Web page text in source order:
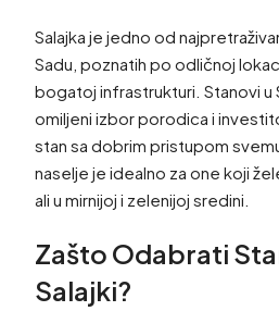
Salajka je jedno od
Sadu, poznatih po odličnoj
bogatoj infrastrukturi. Stanovi u
omiljeni izbor porodica i
stan sa dobrim pristupom
naselje je idealno za one koji
ali u mirnijoj i zelenijoj sredini.
Zašto Odabrati
Salajki?